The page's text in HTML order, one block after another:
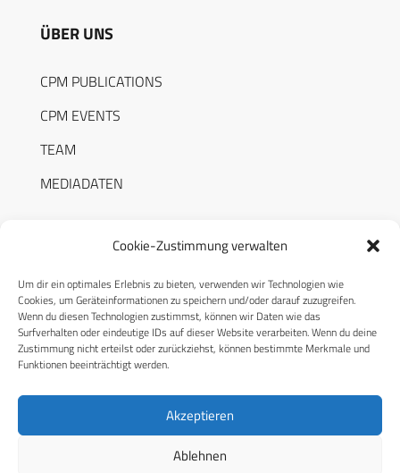
Cookie-Zustimmung verwalten
Um dir ein optimales Erlebnis zu bieten, verwenden wir Technologien wie
Cookies, um Geräteinformationen zu speichern und/oder darauf zuzugreifen.
Wenn du diesen Technologien zustimmst, können wir Daten wie das
Surfverhalten oder eindeutige IDs auf dieser Website verarbeiten. Wenn du deine
Zustimmung nicht erteilst oder zurückziehst, können bestimmte Merkmale und
Funktionen beeinträchtigt werden.
Akzeptieren
Ablehnen
ÜBER UNS
CPM PUBLICATIONS
CPM EVENTS
TEAM
MEDIADATEN
RECHTLICHES
Datenschutzerklärung
Cookie-Richtlinie (EU)